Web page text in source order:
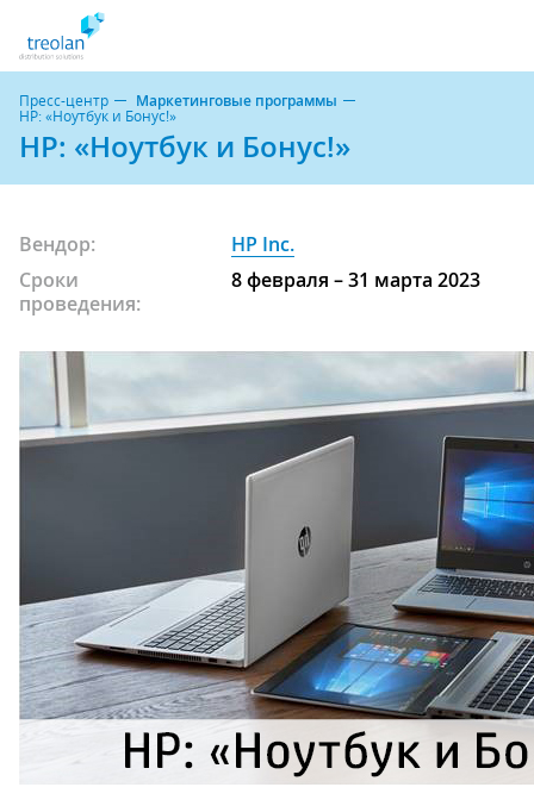
Пресс-центр Маркетинговые программы
HP: «Ноутбук и Бонус!»
HP: «Ноутбук и Бонус!»
Вендор:
HP Inc.
Сроки
проведения:
8 февраля – 31 марта 2023